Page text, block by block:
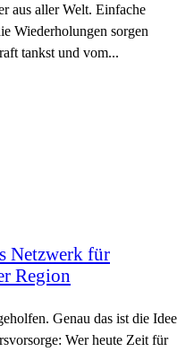
aus aller Welt. Einfache
Wiederholungen sorgen
tankst und vom...
Netzwerk für
Region
Genau das ist die Idee
Wer heute Zeit für